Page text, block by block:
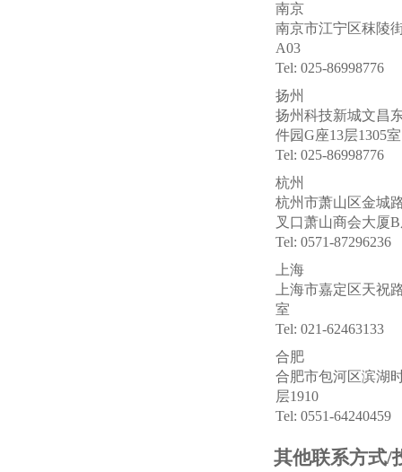
南京
南京市江宁区秣陵
A03
Tel: 025-86998776
扬州
扬州科技新城文昌
件园G座13层1305室
Tel: 025-86998776
杭州
杭州市萧山区金城
叉口萧山商会大厦B
Tel: 0571-87296236
上海
上海市嘉定区天祝
室
Tel: 021-62463133
合肥
合肥市包河区滨湖
层1910
Tel: 0551-64240459
其他联系方式/